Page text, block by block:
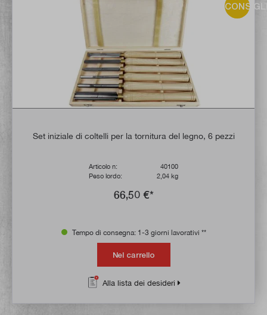
Set iniziale di coltelli per la tornitura del legno, 6 pezzi
Articolo n:
40100
Peso lordo:
2,04 kg
66,50 €*
Tempo di consegna: 1-3 giorni lavorativi **
Nel carrello
Alla lista dei desideri